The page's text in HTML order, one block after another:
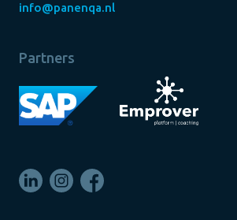
info@panenqa.nl
Partners